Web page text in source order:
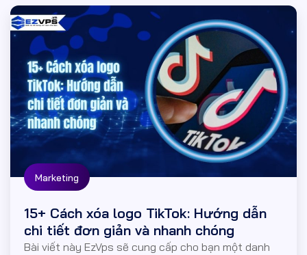
Marketing
15+ Cách xóa logo TikTok: Hướng dẫn
chi tiết đơn giản và nhanh chóng
Bài viết này EzVps sẽ cung cấp cho bạn một danh